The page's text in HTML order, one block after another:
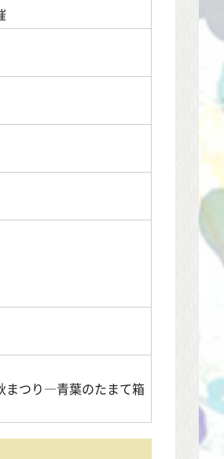
まつり―青葉のたまて箱